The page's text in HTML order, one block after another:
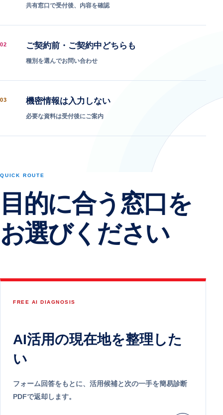
共有窓口で受付後、内容を確認
02 ご契約前・ご契約中どちらも
種別を選んでお問い合わせ
03 機密情報は入力しない
必要な資料は受付後にご案内
QUICK ROUTE
目的に合う窓口を
お選びください
FREE AI DIAGNOSIS
AI活用の現在地を整理した
い
フォーム回答をもとに、活用候補と次の一手を簡易診断
PDFで返却します。